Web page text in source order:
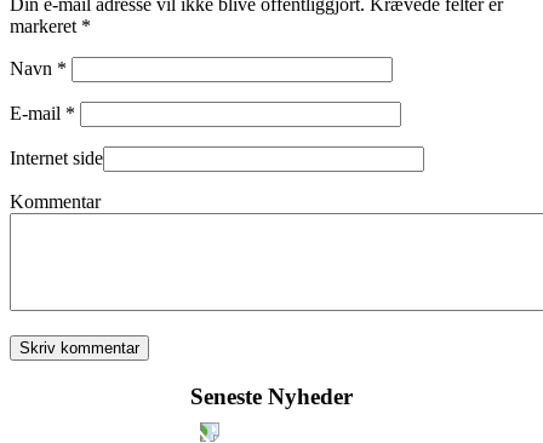
Din e-mail adresse vil ikke blive offentliggjort. Krævede felter er
markeret *
Navn *
E-mail *
Internet side
Kommentar
Seneste Nyheder